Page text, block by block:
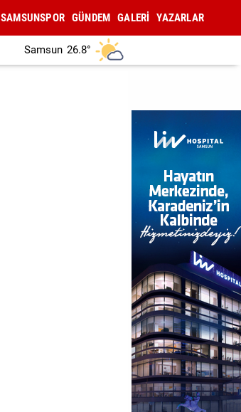
SAMSUNSPOR GÜNDEM GALERİ YAZARLAR
Samsun 26.8°